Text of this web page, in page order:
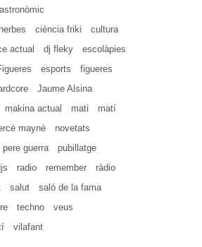
astronòmic
ciència friki
cultura
actual dj fleky
escolàpies
esports
figueres
Jaume Alsina
makina actual mati
matí
mayné
novetats
pere guerra
pubillatge
radio remember
ràdio
salut
saló de la fama
techno
veus
vilafant